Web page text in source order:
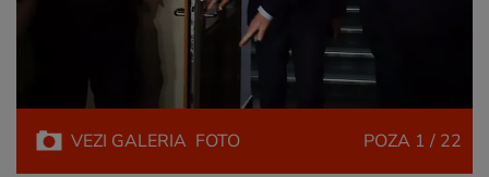
VEZI GALERIA FOTO POZA 1 / 22